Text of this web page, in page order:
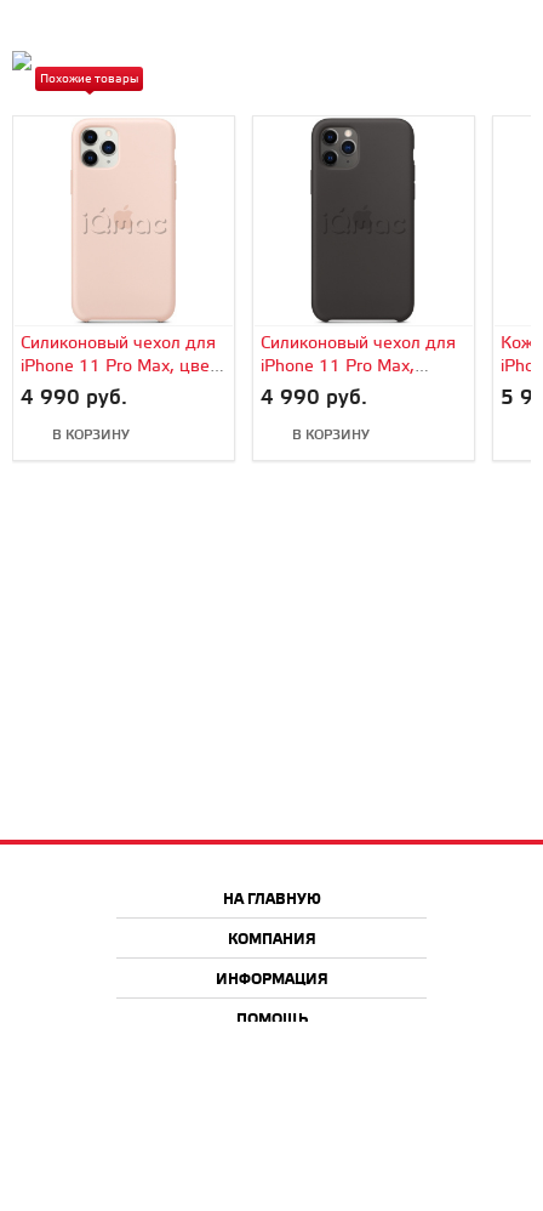
Похожие товары
Силиконовый чехол для
iPhone 11 Pro Max, цвет
«розовый песок»,
оригинальный Apple
4 990 руб.
В КОРЗИНУ
Силиконовый чехол для
iPhone 11 Pro Max,
черный цвет,
оригинальный Apple
4 990 руб.
В КОРЗИНУ
5
НА ГЛАВНУЮ
КОМПАНИЯ
ИНФОРМАЦИЯ
ПОМОЩЬ